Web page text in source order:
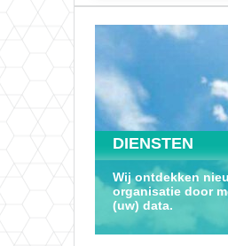
DIENSTEN
Wij ontdekken
organisatie door
(uw) data.